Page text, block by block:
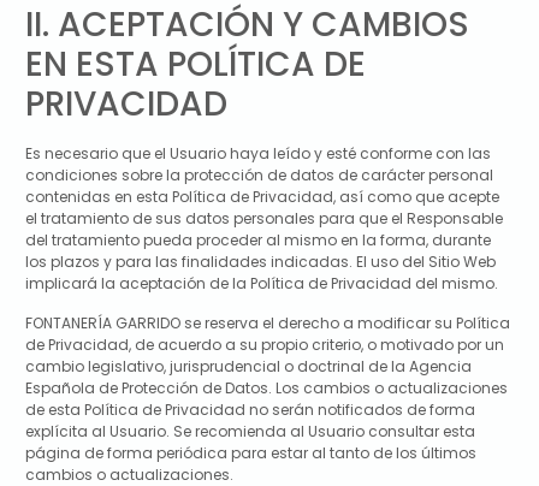
II. ACEPTACIÓN Y CAMBIOS
EN ESTA POLÍTICA DE
PRIVACIDAD
Es necesario que el Usuario haya leído y esté conforme con las
condiciones sobre la protección de datos de carácter personal
contenidas en esta Política de Privacidad, así como que acepte
el tratamiento de sus datos personales para que el Responsable
del tratamiento pueda proceder al mismo en la forma, durante
los plazos y para las finalidades indicadas. El uso del Sitio Web
implicará la aceptación de la Política de Privacidad del mismo.
FONTANERÍA GARRIDOse reserva el derecho a modificar su Política
de Privacidad, de acuerdo a su propio criterio, o motivado por un
cambio legislativo, jurisprudencial o doctrinal de la Agencia
Española de Protección de Datos. Los cambios o actualizaciones
de esta Política de Privacidad no serán notificados de forma
explícita al Usuario. Se recomienda al Usuario consultar esta
página de forma periódica para estar al tanto de los últimos
cambios o actualizaciones.